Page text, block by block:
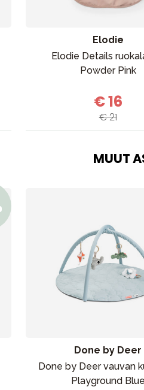
Elodie
Elodie Details
Powder Pink
€ 16
€ 21
MUUT
Done by Deer
Done by Deer vauvan
Playground Blue
ja uinti Outlet Opas